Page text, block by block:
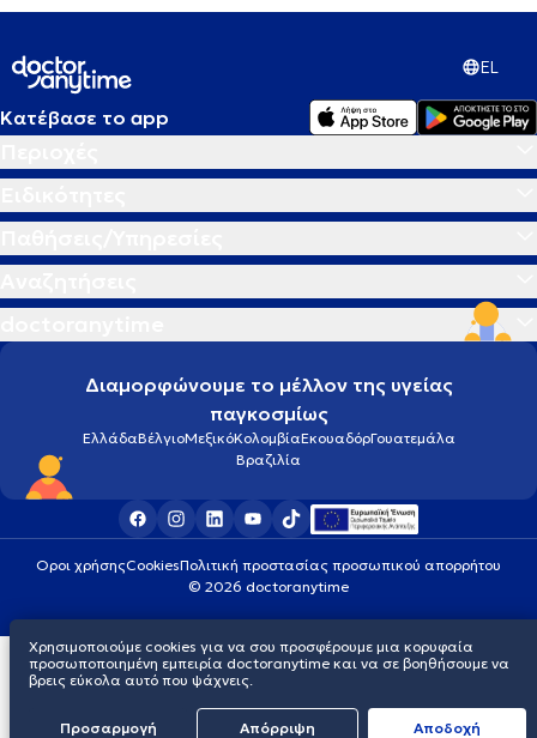
EL
Κατέβασε το app
Διαμορφώνουμε το μέλλον της υγείας
παγκοσμίως
ΕλλάδαΒέλγιοΜεξικόΚολομβίαΕκουαδόρΓουατεμάλα
Βραζιλία
Οροι χρήσηςCookiesΠολιτική προστασίας προσωπικού απορρήτου
© 2026 doctoranytime
Χρησιμοποιούμε cookies για να σου προσφέρουμε μια κορυφαία
προσωποποιημένη εμπειρία doctoranytime και να σε βοηθήσουμε να
βρεις εύκολα αυτό που ψάχνεις.
Προσαρμογή Απόρριψη Aποδοχή